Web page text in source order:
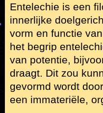
Entelechie is een
innerlijke
vorm en functie
het begrip
van potentie,
draagt. Dit zou
gevormd wordt
een immateriële,